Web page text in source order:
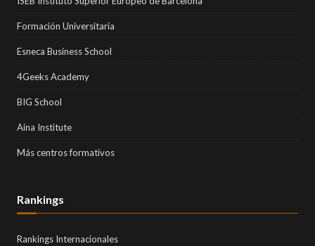
Formación Universitaria
Esneca Business School
4Geeks Academy
BIG School
Aina Institute
Más centros formativos
Rankings
Rankings Internacionales